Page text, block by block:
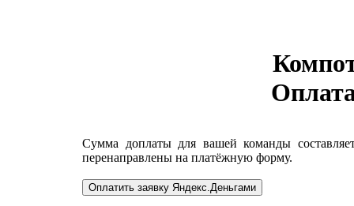
Сумма доплаты для вашей команды
перенаправлены на платёжную форму.